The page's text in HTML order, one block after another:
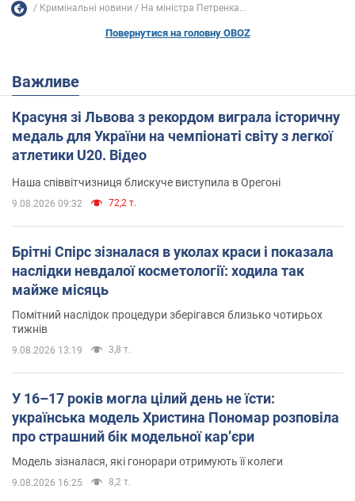
Кримінальні новини На міністра Петренка...
Повернутися на головну OBOZ
Важливе
Красуня зі Львова з рекордом виграла історичну
медаль для України на чемпіонаті світу з легкої
атлетики U20. Відео
Наша співвітчизниця блискуче виступила в Орегоні
9.08.2026 09:32 72,2 т.
Брітні Спірс зізналася в уколах краси і показала
наслідки невдалої косметології: ходила так
майже місяць
Помітний наслідок процедури зберігався близько чотирьох
тижнів
9.08.2026 13:19 3,8 т.
У 16–17 років могла цілий день не їсти:
українська модель Христина Пономар розповіла
про страшний бік модельної кар’єри
Модель зізналася, які гонорари отримують її колеги
9.08.2026 16:25 8,2 т.